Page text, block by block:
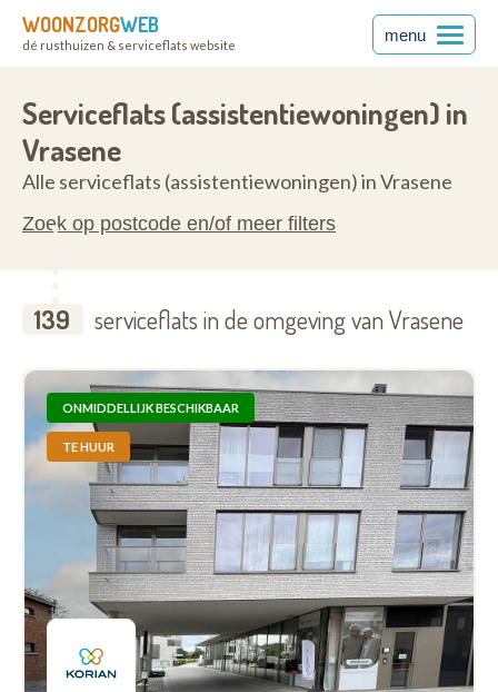
WOONZORGWEB
dé rusthuizen & serviceflats website
menu
Serviceflats (assistentiewoningen) in
Vrasene
Alle serviceflats (assistentiewoningen) in Vrasene
Zoek op postcode en/of meer filters
139 serviceflats in de omgeving van Vrasene
ONMIDDELLIJK BESCHIKBAAR
TE HUUR